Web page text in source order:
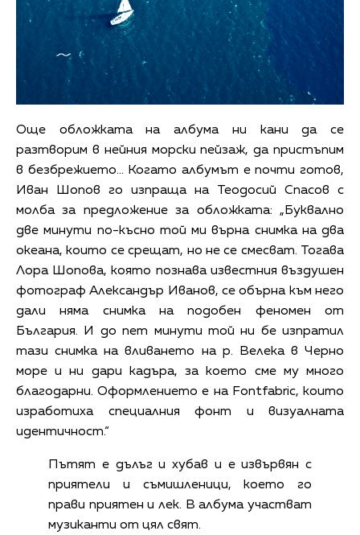
Още обложката на албума ни кани да се
разтворим в нейния морски пейзаж, да пристъпим
в безбрежието… Когато албумът е почти готов,
Иван Шопов го изпраща на Теодосий Спасов с
молба за предложение за обложката: „Буквално
две минути по-късно той ми върна снимка на два
океана, които се срещат, но не се смесват. Тогава
Лора Шопова, която познава известния въздушен
фотограф Александър Иванов, се обърна към него
дали няма снимка на подобен феномен от
България. И до пет минути той ни бе изпратил
тази снимка на вливането на р. Велека в Черно
море и ни дари кадъра, за което сме му много
благодарни. Оформлението е на Fontfabric, които
изработиха специалния фонт и визуалната
идентичност.“
Пътят е дълъг и хубав и е извървян с
приятели и съмишленици, което го
прави приятен и лек. В албума участват
музиканти от цял свят.